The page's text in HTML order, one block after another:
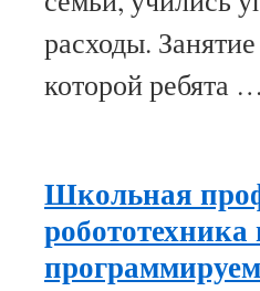
расходы.
которой ребята …
Школьная